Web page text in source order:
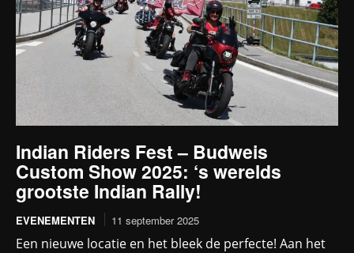
Indian Riders Fest – Budweis
Custom Show 2025: ‘s werelds
grootste Indian Rally!
EVENEMENTEN 11 september 2025
Een nieuwe locatie en het bleek de perfecte! Aan het